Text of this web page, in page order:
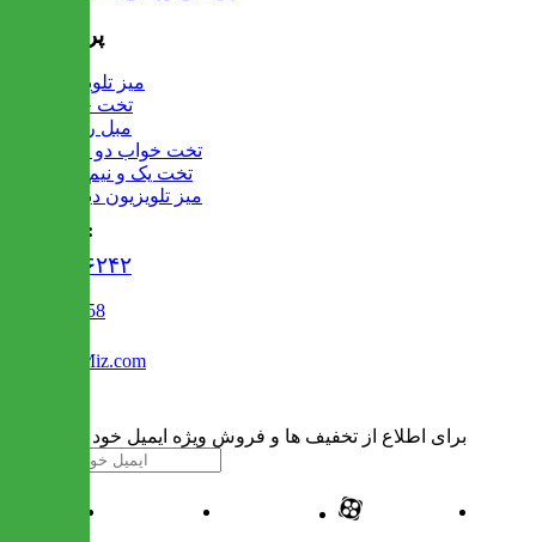
پرفروش ها
میز تلویزیون
تخت خواب
مبل راحتی
تخت خواب دو طبقه
تخت یک و نیم نفره
میز تلویزیون دیواری
تماس با ما :
۰۲۱۹۱۳۰۶۲۴۲
02122509458
Info@IranMiz.com
برای اطلاع از تخفیف ها و فروش ویژه ایمیل خود را وارد کنید